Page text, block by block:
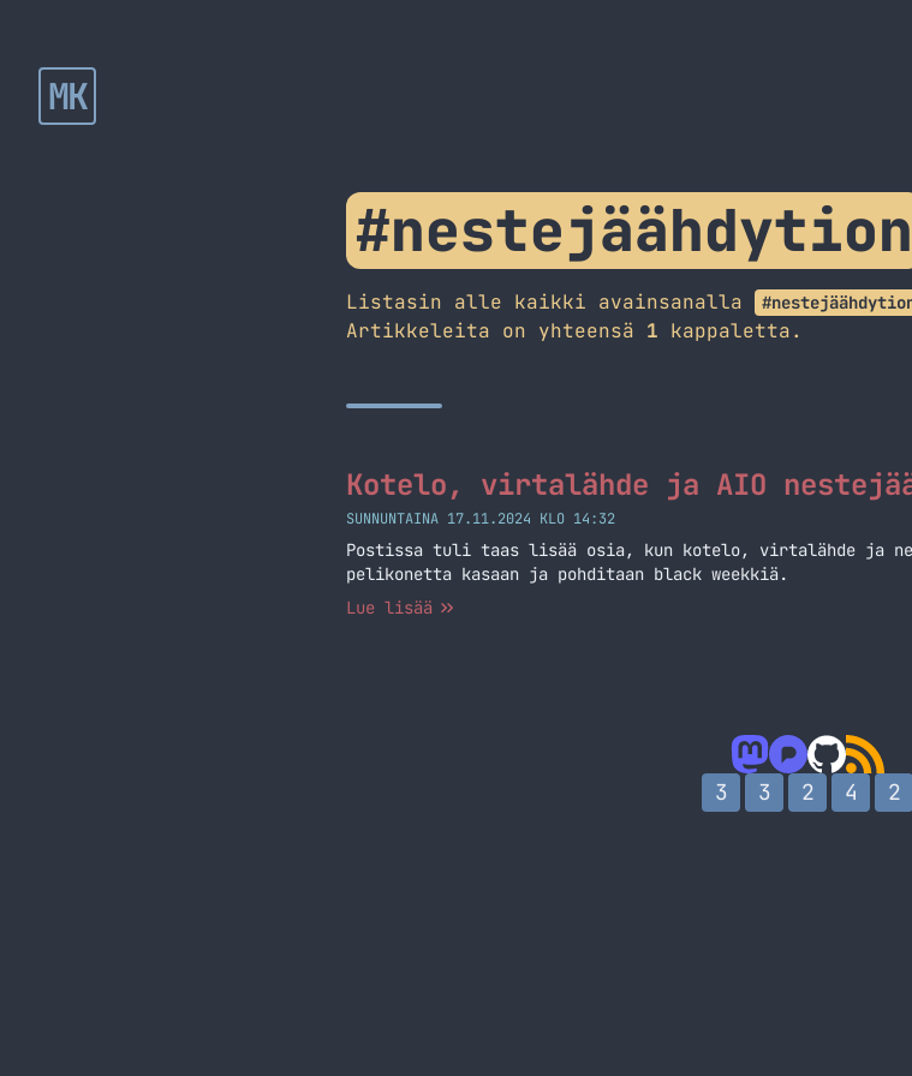
MK
#nestejäähdytion
Listasin alle kaikki avainsanalla
Artikkeleita on yhteensä 1 kappaletta.
Kotelo, virtalähde ja AIO
SUNNUNTAINA 17.11.2024 KLO 14:32
Postissa tuli taas lisää osia, kun kotelo, virtalähde ja
pelikonetta kasaan ja pohditaan black weekkiä.
Lue lisää
3 3 2 4 2